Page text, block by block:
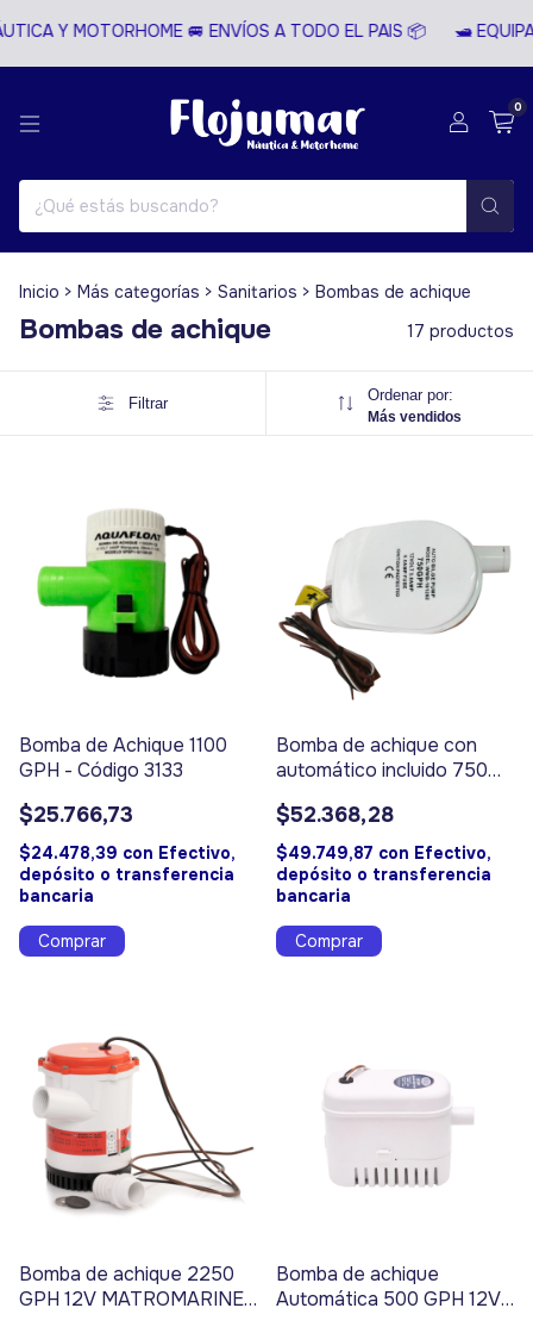
Y MOTORHOME 🚐 ENVÍOS A TODO EL PAIS 📦 🛥️
0
Inicio > Más categorías > Sanitarios > Bombas de achique
Bombas de achique 17 productos
Filtrar Ordenar por:
Más vendidos
Bomba de Achique 1100
GPH - Código 3133
$25.766,73
$24.478,39 con Efectivo,
depósito o transferencia
bancaria
Bomba de achique con
automático incluido 750
$52.368,28
$49.749,87 con Efectivo,
depósito o transferencia
bancaria
Bomba de achique 2250
GPH 12V MATROMARINE -
Bomba de achique
Automática 500 GPH 12V